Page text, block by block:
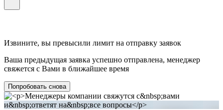
Извините, вы превысили лимит на отправку заявок
Ваша предыдущая заявка успешно отправлена, менеджер
свяжется с Вами в ближайшее время
Попробовать снова